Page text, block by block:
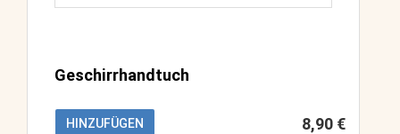
Geschirrhandtuch
HINZUFÜGEN 8,90 €